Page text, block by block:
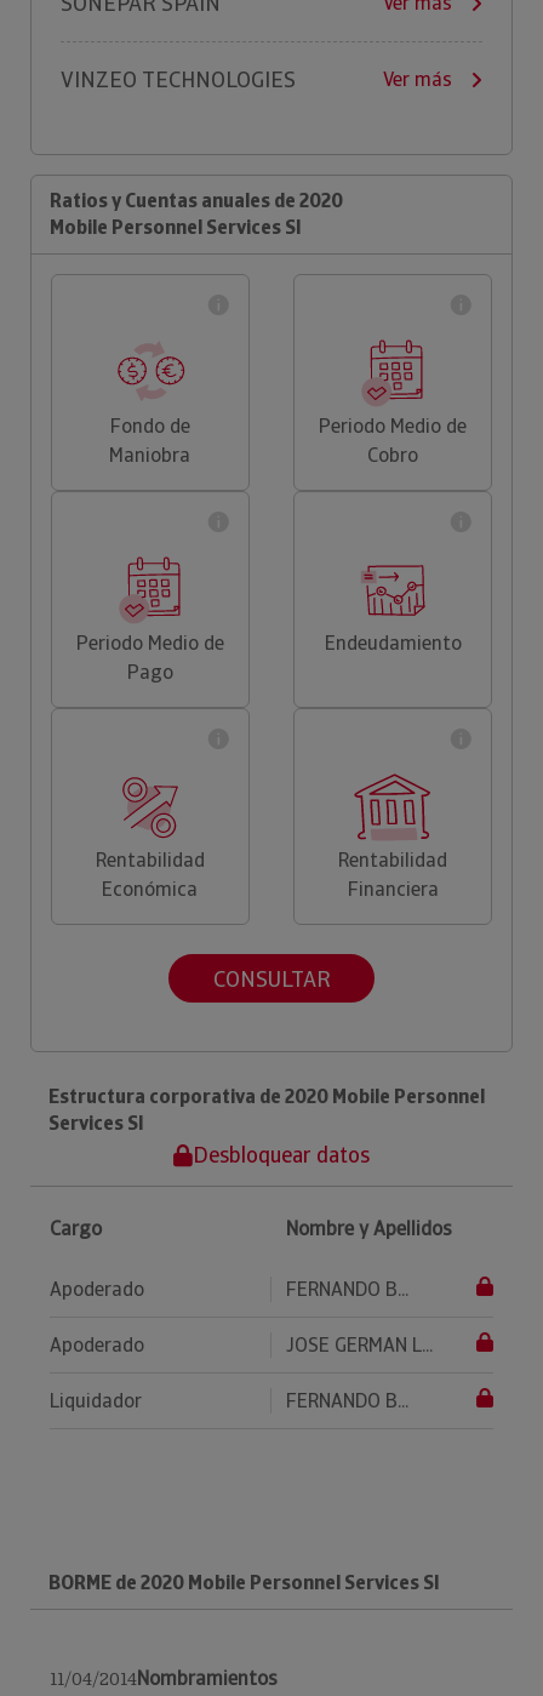
VINZEO TECHNOLOGIES Ver más
Ratios y Cuentas anuales de 2020
Mobile Personnel Services Sl
Fondo de
Maniobra
Periodo Medio de
Cobro
Periodo Medio de
Pago
Endeudamiento
Rentabilidad
Económica
Rentabilidad
Financiera
CONSULTAR
Estructura corporativa de 2020 Mobile Personnel
Services Sl
Desbloquear datos
Cargo Nombre y Apellidos
Apoderado FERNANDO B...
Apoderado JOSE GERMAN L...
Liquidador FERNANDO B...
BORME de 2020 Mobile Personnel Services Sl
11/04/2014Nombramientos